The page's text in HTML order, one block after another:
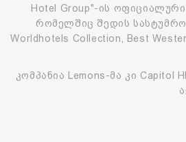
Hotel Group"-ის
რომელშიც შედის
Worldhotels Collection, Best
კომპანია Lemons-მა კი Capitol